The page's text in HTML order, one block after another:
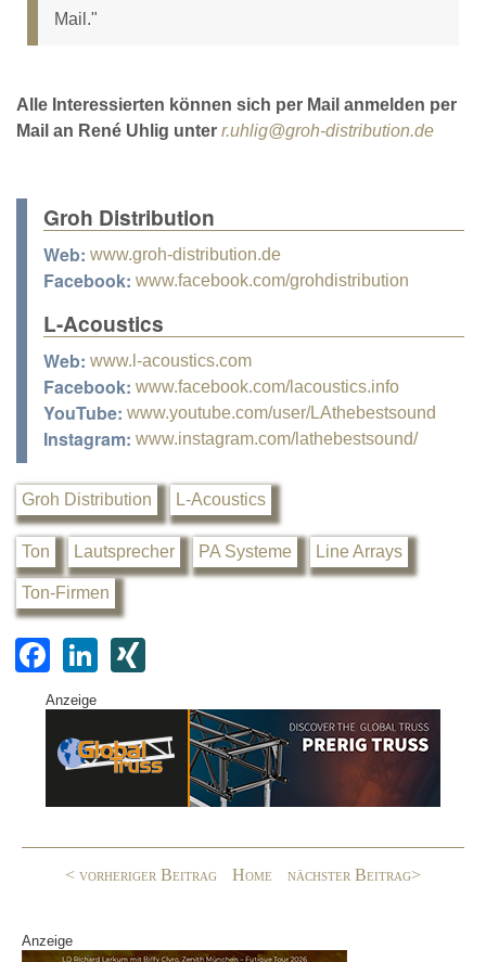
Mail."
Alle Interessierten können sich per Mail anmelden per
Mail an René Uhlig unter r.uhlig@groh-distribution.de
Groh Distribution
Web: www.groh-distribution.de
Facebook: www.facebook.com/grohdistribution
L-Acoustics
Web: www.l-acoustics.com
Facebook: www.facebook.com/lacoustics.info
YouTube: www.youtube.com/user/LAthebestsound
Instagram: www.instagram.com/lathebestsound/
Groh Distribution L-Acoustics
Ton Lautsprecher PA Systeme Line Arrays
Ton-Firmen
F
a
c
e
o
Li
k
e
G
Anzeige
< vorheriger Beitrag Home nächster Beitrag>
Anzeige